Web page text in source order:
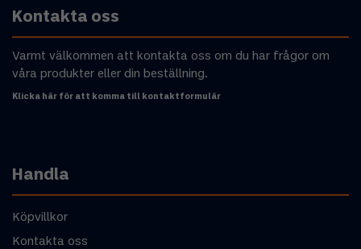
Kontakta oss
Varmt välkommen att kontakta oss om du har frågor om
våra produkter eller din beställning.
Klicka här för att komma till kontaktformulär
Handla
Köpvillkor
Kontakta oss